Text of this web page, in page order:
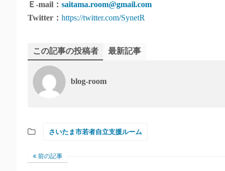
Ｅ-mail： saitama.room@gmail.com
Twitter： https://twitter.com/SynetR
この記事の投稿者 最新記事
blog-room
さいたま市若者自立支援ルーム
前の記事